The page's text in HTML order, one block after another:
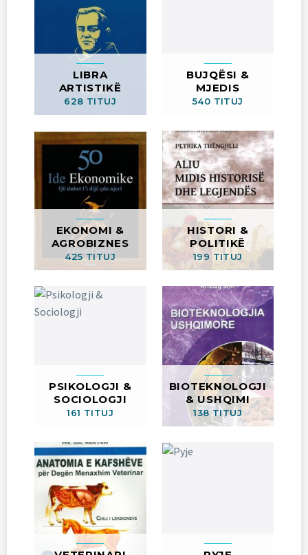
LIBRA
ARTISTIKË
628 TITUJ
BUJQËSI &
MJEDIS
540 TITUJ
EKONOMI &
AGROBIZNES
425 TITUJ
HISTORI &
POLITIKË
199 TITUJ
PSIKOLOGJI &
SOCIOLOGJI
161 TITUJ
BIOTEKNOLOGJI
& USHQIMI
138 TITUJ